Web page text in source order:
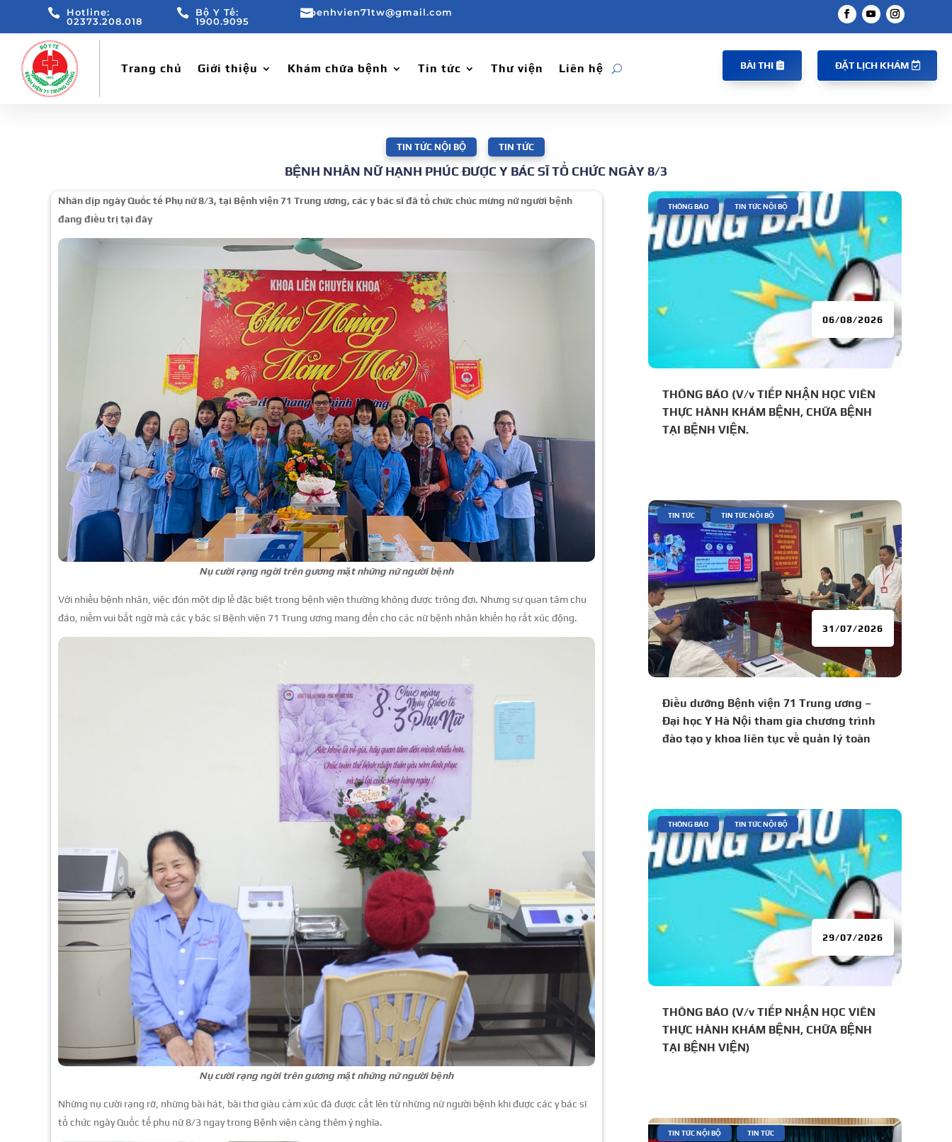

Hotline:
02373.208.018

Bộ Y Tế:
1900.9095
benhvien71tw@gmail.com
Trang chủ Giới thiệu Khám chữa bệnh Tin tức Thư viện Liên hệ BÀI THI ĐẶT LỊCH KHÁM
TIN TỨC NỘI BỘ TIN TỨC
BỆNH NHÂN NỮ HẠNH PHÚC ĐƯỢC Y BÁC SĨ TỔ CHỨC NGÀY 8/3
Nhân dịp ngày Quốc tế Phụ nữ 8/3, tại Bệnh viện 71 Trung ương, các y bác sĩ đã tổ chức chúc mừng nữ người bệnh
đang điều trị tại đây
Nụ cười rạng ngời trên gương mặt những nữ người bệnh
Với nhiều bệnh nhân, việc đón một dịp lễ đặc biệt trong bệnh viện thường không được trông đợi. Nhưng sự quan tâm chu
đáo, niềm vui bất ngờ mà các y bác sĩ Bệnh viện 71 Trung ương mang đến cho các nữ bệnh nhân khiến họ rất xúc động.
Nụ cười rạng ngời trên gương mặt những nữ người bệnh
Những nụ cười rạng rỡ, những bài hát, bài thơ giàu cảm xúc đã được cất lên từ những nữ người bệnh khi được các y bác sĩ
tổ chức ngày Quốc tế phụ nữ 8/3 ngay trong Bệnh viện càng thêm ý nghĩa.
THÔNG BÁO (V/v TIẾP NHẬN HỌC VIÊN
THỰC HÀNH KHÁM BỆNH, CHỮA BỆNH
TẠI BỆNH VIỆN.
06/08/2026
THÔNG BÁO TIN TỨC NỘI BỘ
Điều dưỡng Bệnh viện 71 Trung ương –
Đại học Y Hà Nội tham gia chương trình
đào tạo y khoa liên tục về quản lý toàn
31/07/2026
TIN TỨC TIN TỨC NỘI BỘ
THÔNG BÁO (V/v TIẾP NHẬN HỌC VIÊN
THỰC HÀNH KHÁM BỆNH, CHỮA BỆNH
TẠI BỆNH VIỆN)
29/07/2026
THÔNG BÁO TIN TỨC NỘI BỘ
TIN TỨC NỘI BỘ TIN TỨC